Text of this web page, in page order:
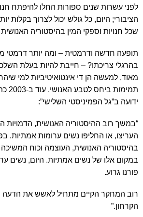
לפני עשרות שנים ספורות החלו להיפתח
הציבורי; היום, כל גולש יכול לצרוך בקלות
שכל חנויות וספקי המין בהיסטוריה
תופעה חדשה ודרמטית – ומה יותר דרמטי
בהרגלי צריכתו? – חייבת להיות בעלת
מאוד, למעשה הן די אינטואיטיביות למי
ידועה ב”גל הפמיניסטי השלישי”:
“במשך רוב ההיסטוריה האנושית, הדמויות
העריצו, או החליפו נשים ערומות אמתיות.
בהיסטוריה האנושית, העוצמה וכוח
במקום אלו של נשים אמתיות. היום, נשים
פורנו גרוע.
רוב המחקר הקיים מתחיל לאשש את הדעה
הקרחון.”